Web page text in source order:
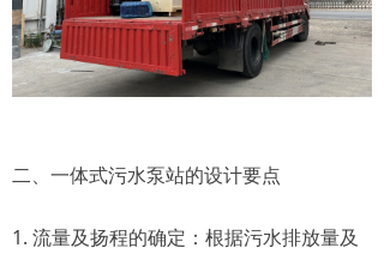
二、一体式污水泵站的设计要点
1. 流量及扬程的确定：根据污水排放量及